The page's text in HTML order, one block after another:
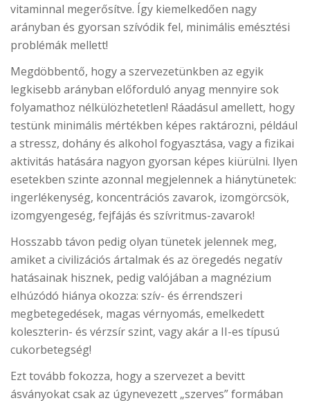
vitaminnal megerősítve. Így kiemelkedően nagy
arányban és gyorsan szívódik fel, minimális emésztési
problémák mellett!
Megdöbbentő, hogy a szervezetünkben az egyik
legkisebb arányban előforduló anyag mennyire sok
folyamathoz nélkülözhetetlen! Ráadásul amellett, hogy
testünk minimális mértékben képes raktározni, például
a stressz, dohány és alkohol fogyasztása, vagy a fizikai
aktivitás hatására nagyon gyorsan képes kiürülni. Ilyen
esetekben szinte azonnal megjelennek a hiánytünetek:
ingerlékenység, koncentrációs zavarok, izomgörcsök,
izomgyengeség, fejfájás és szívritmus-zavarok!
Hosszabb távon pedig olyan tünetek jelennek meg,
amiket a civilizációs ártalmak és az öregedés negatív
hatásainak hisznek, pedig valójában a magnézium
elhúzódó hiánya okozza: szív- és érrendszeri
megbetegedések, magas vérnyomás, emelkedett
koleszterin- és vérzsír szint, vagy akár a II-es típusú
cukorbetegség!
Ezt tovább fokozza, hogy a szervezet a bevitt
ásványokat csak az úgynevezett „szerves” formában